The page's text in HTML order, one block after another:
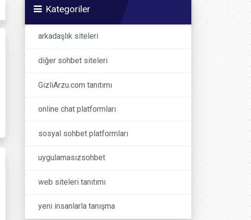
Kategoriler
arkadaşlık siteleri
diğer sohbet siteleri
GizliArzu.com tanıtımı
online chat platformları
sosyal sohbet platformları
uygulamasızsohbet
web siteleri tanıtımı
yeni insanlarla tanışma